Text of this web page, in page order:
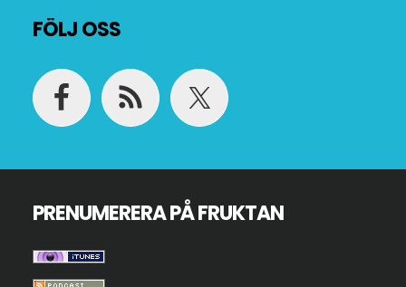
FÖLJ OSS
PRENUMERERA PÅ FRUKTAN